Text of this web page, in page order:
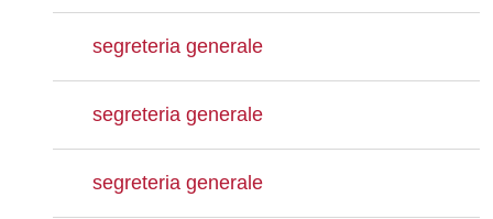
segreteria generale
segreteria generale
segreteria generale